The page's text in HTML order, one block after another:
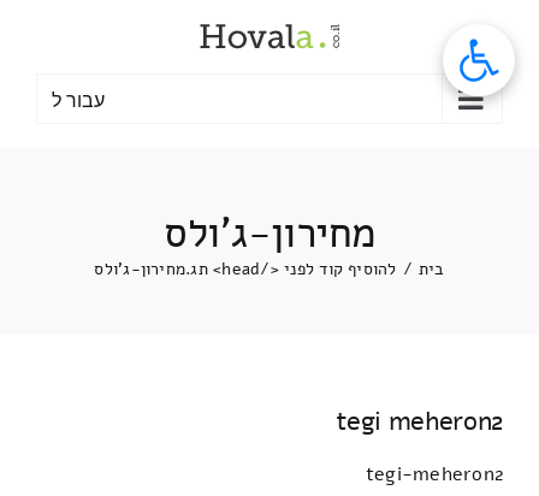
עבור ל
מחירון-ג'ולס
בית / להוסיף קוד לפני </head> תג. מחירון-ג'ולס
tegi meheron2
tegi-meheron2